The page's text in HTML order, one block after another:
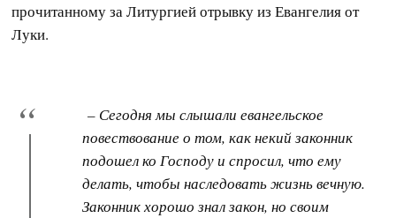
прочитанному за Литургией отрывку из Евангелия от
Луки.
– Сегодня мы слышали евангельское
повествование о том, как некий законник
подошел ко Господу и спросил, что ему
делать, чтобы наследовать жизнь вечную.
Законник хорошо знал закон, но своим